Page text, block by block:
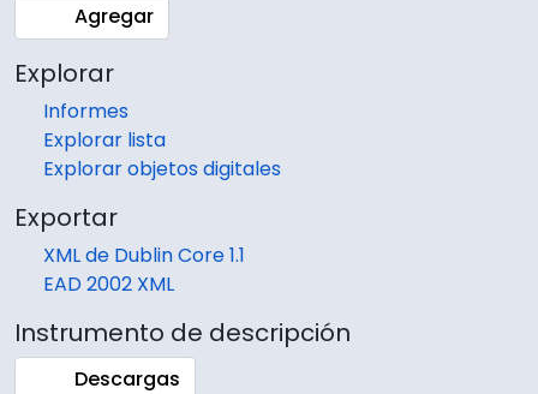
Agregar
Explorar
Informes
Explorar lista
Explorar objetos digitales
Exportar
XML de Dublin Core 1.1
EAD 2002 XML
Instrumento de descripción
Descargas